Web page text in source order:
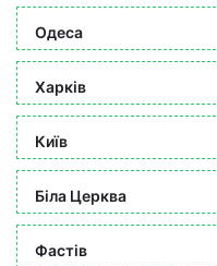
Одеса
Харків
Київ
Біла Церква
Фастів